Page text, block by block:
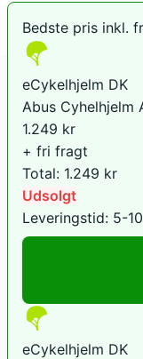
Bedste pris inkl.
eCykelhjelm DK
Abus Cyhelhjelm
1.249 kr
+ fri fragt
Total: 1.249 kr
Udsolgt
Leveringstid: 5-
eCykelhjelm DK